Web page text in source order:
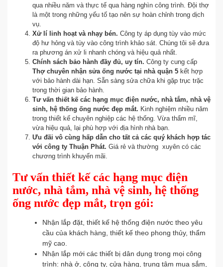
qua nhiều năm và thực tế qua hàng nghìn công trình. Đội thợ
là một trong những yếu tố tạo nên sự hoàn chỉnh trong dịch
vụ.
Xử lí linh hoạt và nhạy bén. Công ty áp dụng tùy vào mức
độ hư hỏng và tùy vào công trình khảo sát. Chúng tôi sẽ đưa
ra phương án xử li nhanh chóng và hiệu quả nhất.
Chính sách bảo hành đầy đủ, uy tín. Công ty cung cấp
Thợ chuyên nhận sửa ống nước tại nhà quận 5 kết hợp
với bảo hành dài hạn. Sẵn sàng sửa chữa khi gặp trục trặc
trong thời gian bảo hành.
Tư vấn thiết kế các hạng mục điện nước, nhà tắm, nhà vệ
sinh, hệ thống ống nước đẹp mắt. Kinh nghiệm nhiều năm
trong thiết kế chuyên nghiệp các hệ thống. Vừa thẩm mĩ,
vừa hiệu quả, lại phù hợp với địa hình nhà bạn.
Ưu đãi vô cùng hấp dẫn cho tất cả các quý khách hợp tác
với công ty Thuận Phát. Giá rẻ và thường xuyên có các
chương trình khuyến mãi.
Tư vấn thiết kế các hạng mục điện
nước, nhà tắm, nhà vệ sinh, hệ thống
ống nước đẹp mắt, trọn gói:
Nhận lắp đặt, thiết kế hệ thống điện nước theo yêu
cầu của khách hàng, thiết kế theo phong thủy, thẩm
mỹ cao.
Nhận lắp mới các thiết bị dân dụng trong mọi công
trình: nhà ở, công ty, cửa hàng, trung tâm mua sắm,